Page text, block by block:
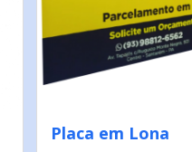
Placa em Lona